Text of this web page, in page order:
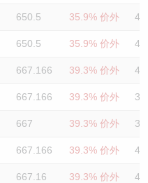
650.5 35.9% 价外
650.5 35.9% 价外
667.166 39.3% 价外
667.166 39.3% 价外
667 39.3% 价外
667.166 39.3% 价外
667.16 39.3% 价外